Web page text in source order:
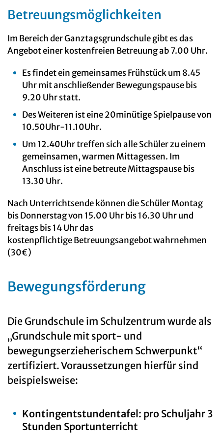
Betreuungsmöglichkeiten
Im Bereich der Ganztagsgrundschule gibt es das
Angebot einer kostenfreien Betreuung ab 7.00 Uhr.
Es findet ein gemeinsames Frühstück um 8.45
Uhr mit anschließender Bewegungspause bis
9.20 Uhr statt.
Des Weiteren ist eine 20minütige Spielpause von
10.50Uhr-11.10Uhr.
Um 12.40Uhr treffen sich alle Schüler zu einem
gemeinsamen, warmen Mittagessen. Im
Anschluss ist eine betreute Mittagspause bis
13.30 Uhr.
Nach Unterrichtsende können die Schüler Montag
bis Donnerstag von 15.00 Uhr bis 16.30 Uhr und
freitags bis 14 Uhr das
kostenpflichtige Betreuungsangebot wahrnehmen
(30€)
Bewegungsförderung
Die Grundschule im Schulzentrum wurde als
„Grundschule mit sport- und
bewegungserzieherischem Schwerpunkt“
zertifiziert. Voraussetzungen hierfür sind
beispielsweise:
Kontingentstundentafel: pro Schuljahr 3
Stunden Sportunterricht